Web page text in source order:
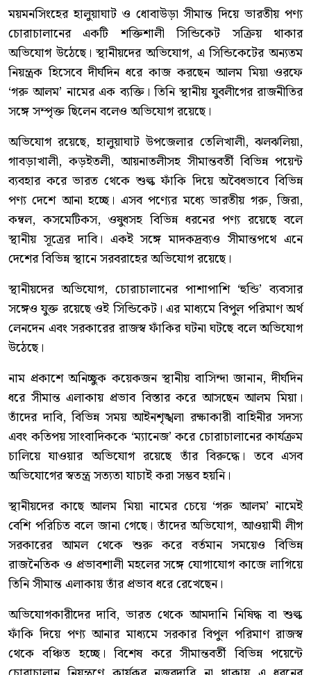
ময়মনসিংহের হালুয়াঘাট ও ধোবাউড়া সীমান্ত দিয়ে ভারতীয় পণ্য
চোরাচালানের একটি শক্তিশালী সিন্ডিকেট সক্রিয় থাকার
অভিযোগ উঠেছে। স্থানীয়দের অভিযোগ, এ সিন্ডিকেটের অন্যতম
নিয়ন্ত্রক হিসেবে দীর্ঘদিন ধরে কাজ করছেন আলম মিয়া ওরফে
‘গরু আলম’ নামের এক ব্যক্তি। তিনি স্থানীয় যুবলীগের রাজনীতির
সঙ্গে সম্পৃক্ত ছিলেন বলেও অভিযোগ রয়েছে।
অভিযোগ রয়েছে, হালুয়াঘাট উপজেলার তেলিখালী, ঝলঝলিয়া,
গাবড়াখালী, কড়ইতলী, আয়নাতলীসহ সীমান্তবর্তী বিভিন্ন পয়েন্ট
ব্যবহার করে ভারত থেকে শুল্ক ফাঁকি দিয়ে অবৈধভাবে বিভিন্ন
পণ্য দেশে আনা হচ্ছে। এসব পণ্যের মধ্যে ভারতীয় গরু, জিরা,
কম্বল, কসমেটিকস, ওষুধসহ বিভিন্ন ধরনের পণ্য রয়েছে বলে
স্থানীয় সূত্রের দাবি। একই সঙ্গে মাদকদ্রব্যও সীমান্তপথে এনে
দেশের বিভিন্ন স্থানে সরবরাহের অভিযোগ রয়েছে।
স্থানীয়দের অভিযোগ, চোরাচালানের পাশাপাশি ‘হুন্ডি’ ব্যবসার
সঙ্গেও যুক্ত রয়েছে ওই সিন্ডিকেট। এর মাধ্যমে বিপুল পরিমাণ অর্থ
লেনদেন এবং সরকারের রাজস্ব ফাঁকির ঘটনা ঘটছে বলে অভিযোগ
উঠেছে।
নাম প্রকাশে অনিচ্ছুক কয়েকজন স্থানীয় বাসিন্দা জানান, দীর্ঘদিন
ধরে সীমান্ত এলাকায় প্রভাব বিস্তার করে আসছেন আলম মিয়া।
তাঁদের দাবি, বিভিন্ন সময় আইনশৃঙ্খলা রক্ষাকারী বাহিনীর সদস্য
এবং কতিপয় সাংবাদিককে ‘ম্যানেজ’ করে চোরাচালানের কার্যক্রম
চালিয়ে যাওয়ার অভিযোগ রয়েছে তাঁর বিরুদ্ধে। তবে এসব
অভিযোগের স্বতন্ত্র সত্যতা যাচাই করা সম্ভব হয়নি।
স্থানীয়দের কাছে আলম মিয়া নামের চেয়ে ‘গরু আলম’ নামেই
বেশি পরিচিত বলে জানা গেছে। তাঁদের অভিযোগ, আওয়ামী লীগ
সরকারের আমল থেকে শুরু করে বর্তমান সময়েও বিভিন্ন
রাজনৈতিক ও প্রভাবশালী মহলের সঙ্গে যোগাযোগ কাজে লাগিয়ে
তিনি সীমান্ত এলাকায় তাঁর প্রভাব ধরে রেখেছেন।
অভিযোগকারীদের দাবি, ভারত থেকে আমদানি নিষিদ্ধ বা শুল্ক
ফাঁকি দিয়ে পণ্য আনার মাধ্যমে সরকার বিপুল পরিমাণ রাজস্ব
থেকে বঞ্চিত হচ্ছে। বিশেষ করে সীমান্তবর্তী বিভিন্ন পয়েন্টে